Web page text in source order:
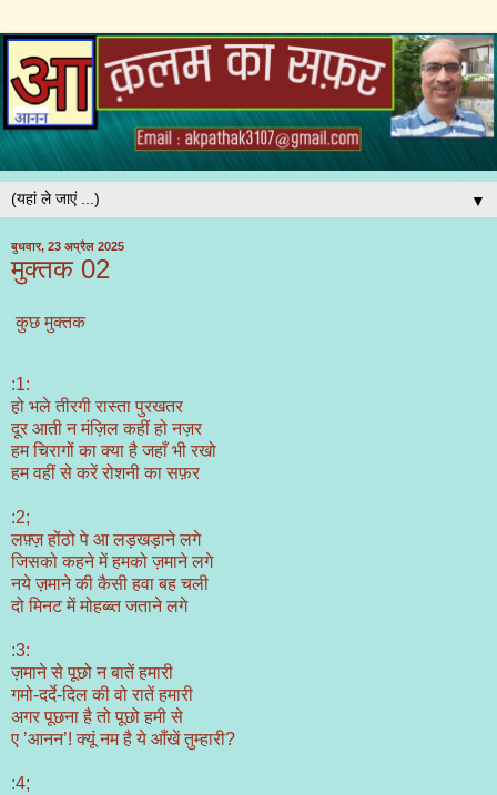
▼
बुधवार, 23 अप्रैल 2025
मुक्तक 02
कुछ मुक्तक
:1:
हो भले तीरगी रास्ता पुरखतर
दूर आती न मंज़िल कहीं हो नज़र
हम चिरागों का क्या है जहाँ भी रखो
हम वहीं से करें रोशनी का सफ़र
:2;
लफ़्ज़ होंठो पे आ लड़खड़ाने लगे
जिसको कहने में हमको ज़माने लगे
नये ज़माने की कैसी हवा बह चली
दो मिनट में मोहब्ब्त जताने लगे
:3:
ज़माने से पूछो न बातें हमारी
गमो-दर्दे-दिल की वो रातें हमारी
अगर पूछना है तो पूछो हमी से
ए ’आनन’! क्यूं नम है ये आँखें तुम्हारी?
:4;